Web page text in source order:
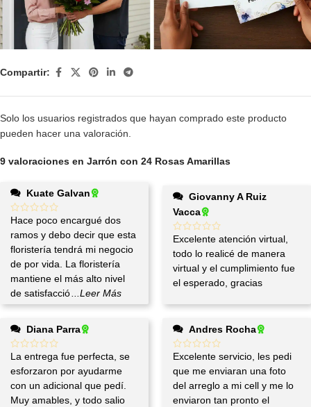
Compartir:
9 valoraciones en Jarrón con 24 Rosas Amarillas
Kuate Galvan
Hace poco encargué dos
ramos y debo decir que esta
floristería tendrá mi negocio
de por vida. La floristería
mantiene el más alto nivel
de satisfacció
...Leer Más
Vacca
Excelente atención virtual,
todo lo realicé de manera
virtual y el cumplimiento fue
el esperado, gracias
Diana Parra
La entrega fue perfecta, se
esforzaron por ayudarme
con un adicional que pedí.
Muy amables, y todo salio
Andres Rocha
Excelente servicio, les pedi
que me enviaran una foto
del arreglo a mi cell y me lo
enviaron tan pronto el
Solo los usuarios registrados que hayan comprado este producto
pueden hacer una valoración.